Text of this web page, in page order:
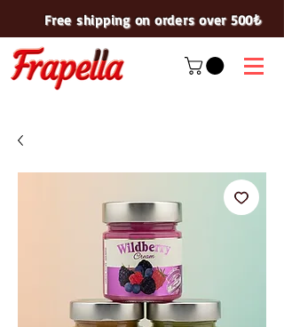
Free shipping on orders over 500₺